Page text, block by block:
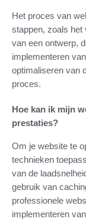
Het proces van
stappen, zoals
van een ontwerp,
implementeren
optimaliseren van
proces.
Hoe kan ik mijn
prestaties?
Om je website te
technieken
van de
gebruik van
professionele
implementeren